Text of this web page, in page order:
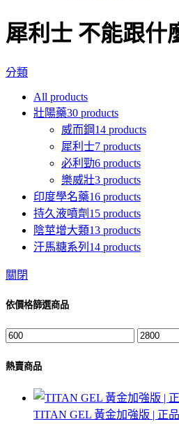
犀利士 不能跟什
分類
All products
壯陽藥30 products
威而鋼14 products
犀利士7 products
必利勁6 products
樂威壯3 products
印度學名藥16 products
持久液噴劑 15 products
陰莖增大類13 products
汗馬糖系列 14 products
關閉
依價格篩選商品
最
價
最
熱賣商品
TITAN GEL 黃金加強版 | 正